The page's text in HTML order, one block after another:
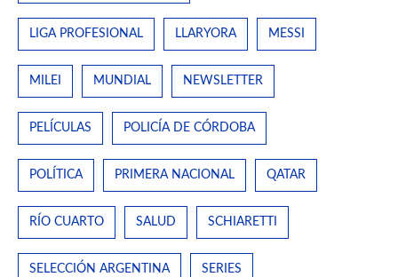
LIGA PROFESIONAL LLARYORA MESSI
MILEI MUNDIAL NEWSLETTER
PELÍCULAS POLICÍA DE CÓRDOBA
POLÍTICA PRIMERA NACIONAL QATAR
RÍO CUARTO SALUD SCHIARETTI
SELECCIÓN ARGENTINA SERIES